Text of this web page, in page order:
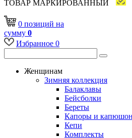
ТОВАР МАРКИРОВАННЫЙ
0 позиций на
сумму 0
Избранное 0
Женщинам
Зимняя коллекция
Балаклавы
Бейсболки
Береты
Капоры и
Кепи
Комплекты